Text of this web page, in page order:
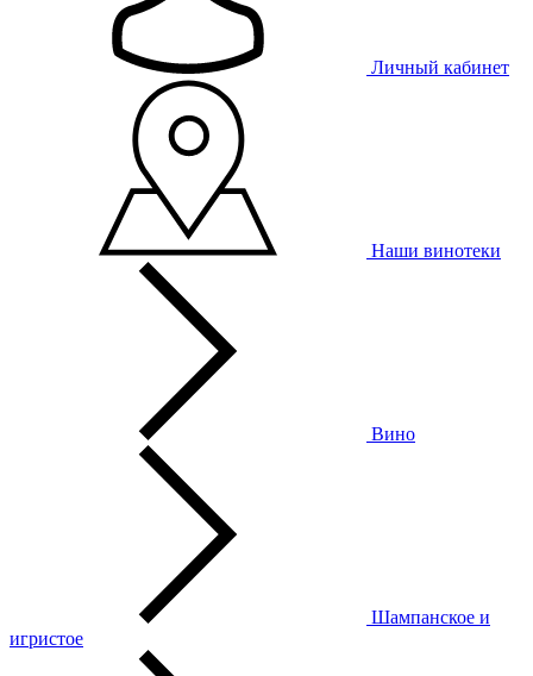
Личный кабинет
Наши винотеки
Вино
Шампанское и
игристое